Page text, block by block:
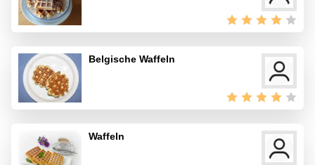
Belgische Waffeln
Waffeln